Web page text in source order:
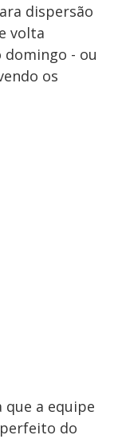
dispersão
volta
- ou
os
a equipe
do